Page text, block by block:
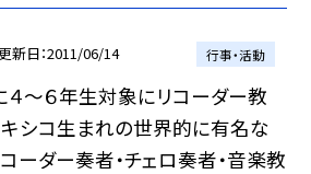
新日 2011/06/14 行事・活動
４〜６年生対象にリコーダー教
キシコ生まれの世界的に有名な
ーダー奏者・チェロ奏者・音楽教